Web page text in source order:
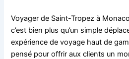
Voyager de Saint-Tropez à
c’est bien plus qu’un simple
expérience de voyage haut de
pensé pour offrir aux clients un